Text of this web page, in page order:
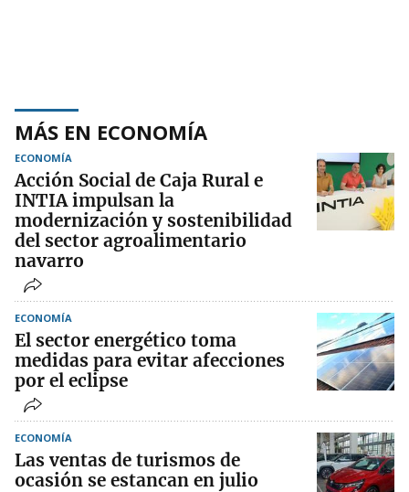
MÁS EN ECONOMÍA
ECONOMÍA
Acción Social de Caja Rural e
INTIA impulsan la
modernización y sostenibilidad
del sector agroalimentario
navarro
ECONOMÍA
El sector energético toma
medidas para evitar afecciones
por el eclipse
ECONOMÍA
Las ventas de turismos de
ocasión se estancan en julio